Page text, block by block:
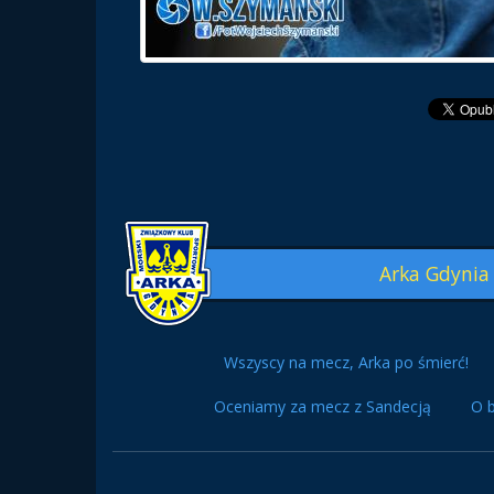
Arka Gdynia
Wszyscy na mecz, Arka po śmierć!
Oceniamy za mecz z Sandecją O